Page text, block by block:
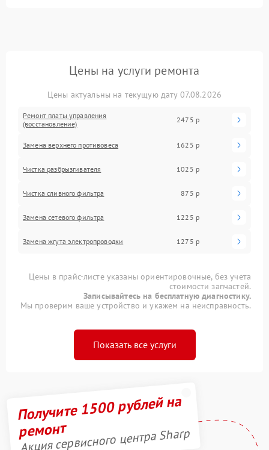
Цены на услуги ремонта
Цены актуальны на текущую дату 07.08.2026
Ремонт платы управления
(восстановление)
2475 р
Замена верхнего противовеса 1625 р
Чистка разбрызгивателя 1025 р
Чистка сливного фильтра 875 р
Замена сетевого фильтра 1225 р
Замена жгута электропроводки 1275 р
Цены в прайс-листе указаны ориентировочные, без учета
стоимости запчастей.
Записывайтесь на бесплатную диагностику.
Мы проверим ваше устройство и укажем на неисправность.
Показать все услуги
Получите 1500 рублей на
ремонт
Акция сервисного центра Sharp